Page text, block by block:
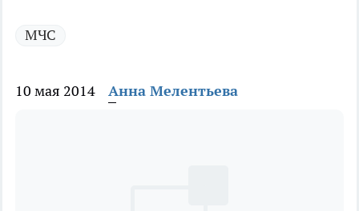
МЧС
10 мая 2014 Анна Мелентьева